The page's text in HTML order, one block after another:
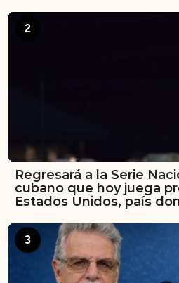
2
Regresará a la Serie
cubano que hoy juega
Estados Unidos, país
3